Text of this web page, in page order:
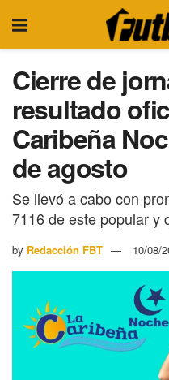
Cierre de
resultado
Caribeña
de agosto
Se llevó a cabo con
7116 de este popular y
by Redacción FBT 10/08/